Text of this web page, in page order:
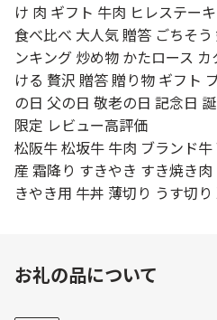
け 肉 ギフト 牛肉 ヒレステー
食べ比べ 大人気 贈答 ごちそ
ンキング 炒め物 かたロース
ける 贅沢 贈答 贈り物 ギフト
の日 父の日 敬老の日 記念日
限定 レビュー高評価
松阪牛 松坂牛 牛肉 ブランド
産 霜降り すきやき すき焼き
きやき用 牛丼 薄切り うす切
お礼の品について